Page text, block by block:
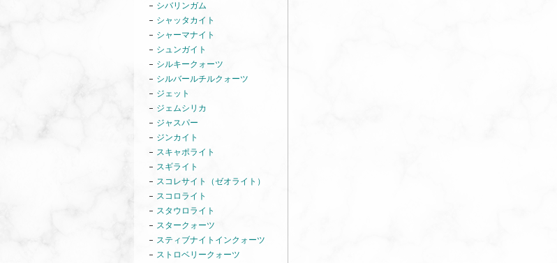
シバリンガム
シャッタカイト
シャーマナイト
シュンガイト
シルキークォーツ
シルバールチルクォーツ
ジェット
ジェムシリカ
ジャスパー
ジンカイト
スキャポライト
スギライト
スコレサイト（ゼオライト）
スコロライト
スタウロライト
スタークォーツ
スティブナイトインクォーツ
ストロベリークォーツ